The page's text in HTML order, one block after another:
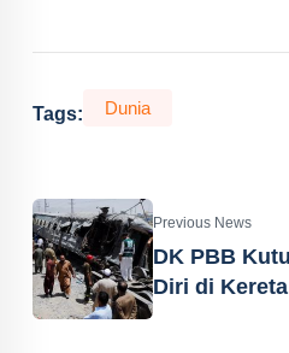
Tags: Dunia
Previous News
DK PBB
Diri di